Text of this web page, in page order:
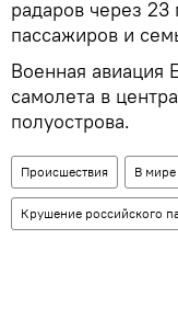
радаров через
пассажиров и
Военная авиация
самолета в
полуострова.
Происшествия В мире
Крушение российского